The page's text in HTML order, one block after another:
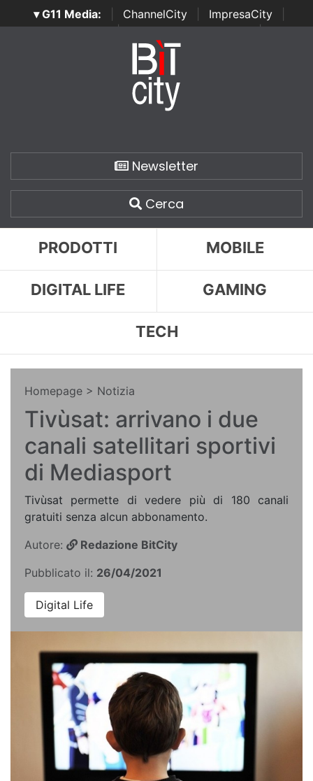
▾ G11 Media: ChannelCity ImpresaCity
SecurityOpenLab | Italian Channel Awards | Italian
Italian Security Awards
Newsletter
Cerca
PRODOTTI MOBILE
DIGITAL LIFE GAMING
TECH
Homepage > Notizia
Tivùsat: arrivano i due
canali satellitari sportivi
di Mediasport
Tivùsat permette di vedere più di 180 canali
gratuiti senza alcun abbonamento.
Autore:
Redazione BitCity
Pubblicato il: 26/04/2021
Digital Life